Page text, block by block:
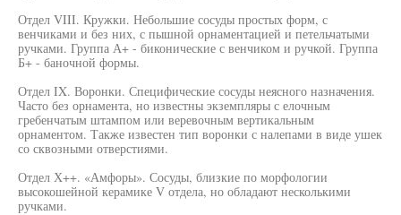
Отдел VIII. Кружки. Небольшие сосуды простых форм, с
венчиками и без них, с пышной орнаментацией и петельчатыми
ручками. Группа А+ - биконические с венчиком и ручкой. Группа
Б+ - баночной формы.
Отдел IX. Воронки. Специфические сосуды неясного назначения.
Часто без орнамента, но известны экземпляры с елочным
гребенчатым штампом или веревочным вертикальным
орнаментом. Также известен тип воронки с налепами в виде ушек
со сквозными отверстиями.
Отдел Х++. «Амфоры». Сосуды, близкие по морфологии
высокошейной керамике V отдела, но обладают несколькими
ручками.